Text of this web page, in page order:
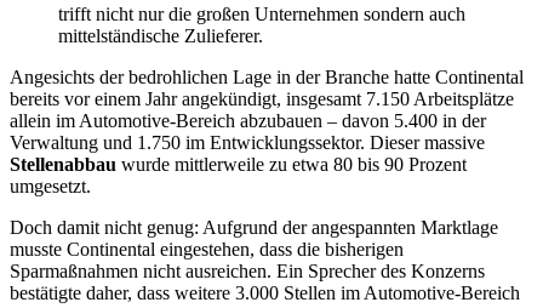
trifft nicht nur die großen Unternehmen sondern auch
mittelständische Zulieferer.
Angesichts der bedrohlichen Lage in der Branche hatte Continental
bereits vor einem Jahr angekündigt, insgesamt 7.150 Arbeitsplätze
allein im Automotive-Bereich abzubauen – davon 5.400 in der
Verwaltung und 1.750 im Entwicklungssektor. Dieser massive
Stellenabbau wurde mittlerweile zu etwa 80 bis 90 Prozent
umgesetzt.
Doch damit nicht genug: Aufgrund der angespannten Marktlage
musste Continental eingestehen, dass die bisherigen
Sparmaßnahmen nicht ausreichen. Ein Sprecher des Konzerns
bestätigte daher, dass weitere 3.000 Stellen im Automotive-Bereich